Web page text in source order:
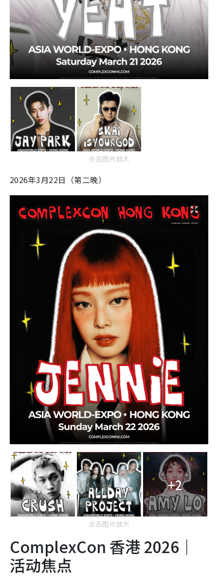
点击图片放大
2026年3月22日（第二晚）
+2
点击图片放大
ComplexCon 香港 2026｜
活动焦点